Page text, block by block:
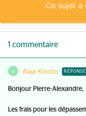
Ce sujet a
1 commentaire
A Alaa Koodo RÉPONSE
Bonjour Pierre-Alexandre,
Les frais pour les